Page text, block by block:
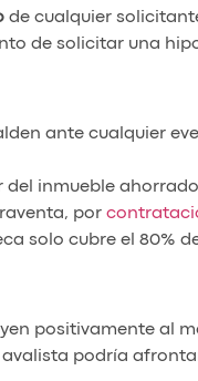
de cualquier
de solicitar una
ante cualquier
del inmueble
por
solo cubre el 80%
positivamente al
podría